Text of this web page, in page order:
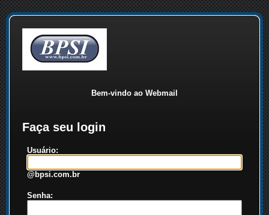
Bem-vindo ao Webmail
Faça seu login
Usuário:
@bpsi.com.br
Senha: